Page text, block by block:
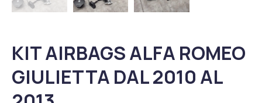
KIT AIRBAGS ALFA ROMEO
GIULIETTA DAL 2010 AL